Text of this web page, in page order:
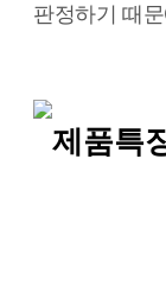
판정하기 때
제품특